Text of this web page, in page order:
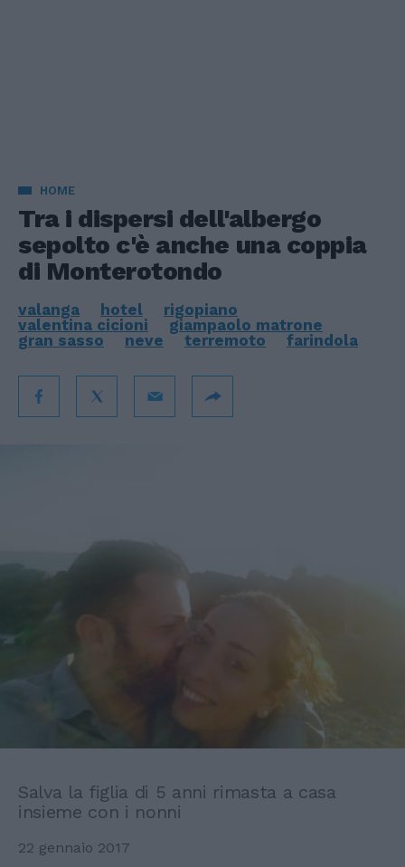
HOME
Tra i dispersi dell'albergo
sepolto c'è anche una coppia
di Monterotondo
valanga hotel
rigopiano
valentina cicioni
giampaolo matrone
gran sasso
neve terremoto farindola
Salva la figlia di 5 anni rimasta a casa
insieme con i nonni
22 gennaio 2017